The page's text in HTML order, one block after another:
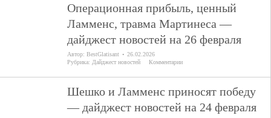
Операционная прибыль, ценный
Ламменс, травма Мартинеса —
дайджест новостей на 26 февраля
Автор:BestGlatisant
26.02.2026
Рубрика: Дайджест новостей Комментарии
Шешко и Ламменс приносят победу
— дайджест новостей на 24 февраля